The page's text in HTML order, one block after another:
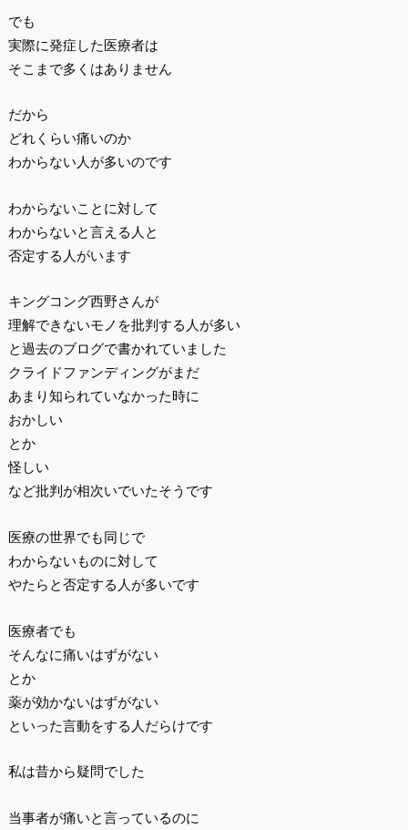
でも
実際に発症した医療者は
そこまで多くはありません
だから
どれくらい痛いのか
わからない人が多いのです
わからないことに対して
わからないと言える人と
否定する人がいます
キングコング西野さんが
理解できないモノを批判する人が多い
と過去のブログで書かれていました
クライドファンディングがまだ
あまり知られていなかった時に
おかしい
とか
怪しい
など批判が相次いでいたそうです
医療の世界でも同じで
わからないものに対して
やたらと否定する人が多いです
医療者でも
そんなに痛いはずがない
とか
薬が効かないはずがない
といった言動をする人だらけです
私は昔から疑問でした
当事者が痛いと言っているのに